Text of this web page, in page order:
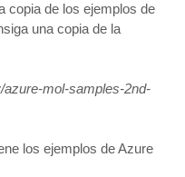
copia de los ejemplos de
una copia de la
mol-samples-2nd-
los ejemplos de Azure